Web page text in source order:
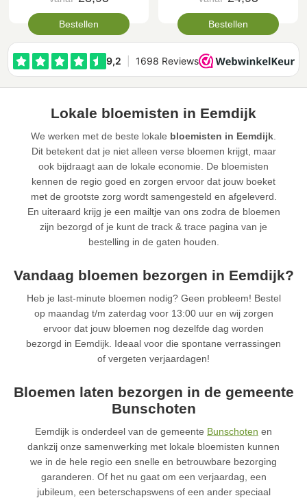
Bestellen Bestellen
Lokale bloemisten in Eemdijk
We werken met de beste lokale bloemisten in Eemdijk
Dit betekent dat je niet alleen verse bloemen krijgt, maar
ook bijdraagt aan de lokale economie. De bloemisten
kennen de regio goed en zorgen ervoor dat jouw boeket
met de grootste zorg wordt samengesteld en afgeleverd.
En uiteraard krijg je een mailtje van ons zodra de bloemen
zijn bezorgd of je kunt de track & trace pagina van je
bestelling in de gaten houden.
Vandaag bloemen bezorgen in Eemdijk?
Heb je last-minute bloemen nodig? Geen probleem! Bestel
op maandag t/m zaterdag voor 13:00 uur en wij zorgen
ervoor dat jouw bloemen nog dezelfde dag worden
bezorgd in Eemdijk. Ideaal voor die spontane verrassingen
of vergeten verjaardagen!
Bloemen laten bezorgen in de gemeente
Bunschoten
Eemdijk is onderdeel van de gemeente Bunschoten en
dankzij onze samenwerking met lokale bloemisten kunnen
we in de hele regio een snelle en betrouwbare bezorging
garanderen. Of het nu gaat om een verjaardag, een
jubileum, een beterschapswens of een ander speciaal